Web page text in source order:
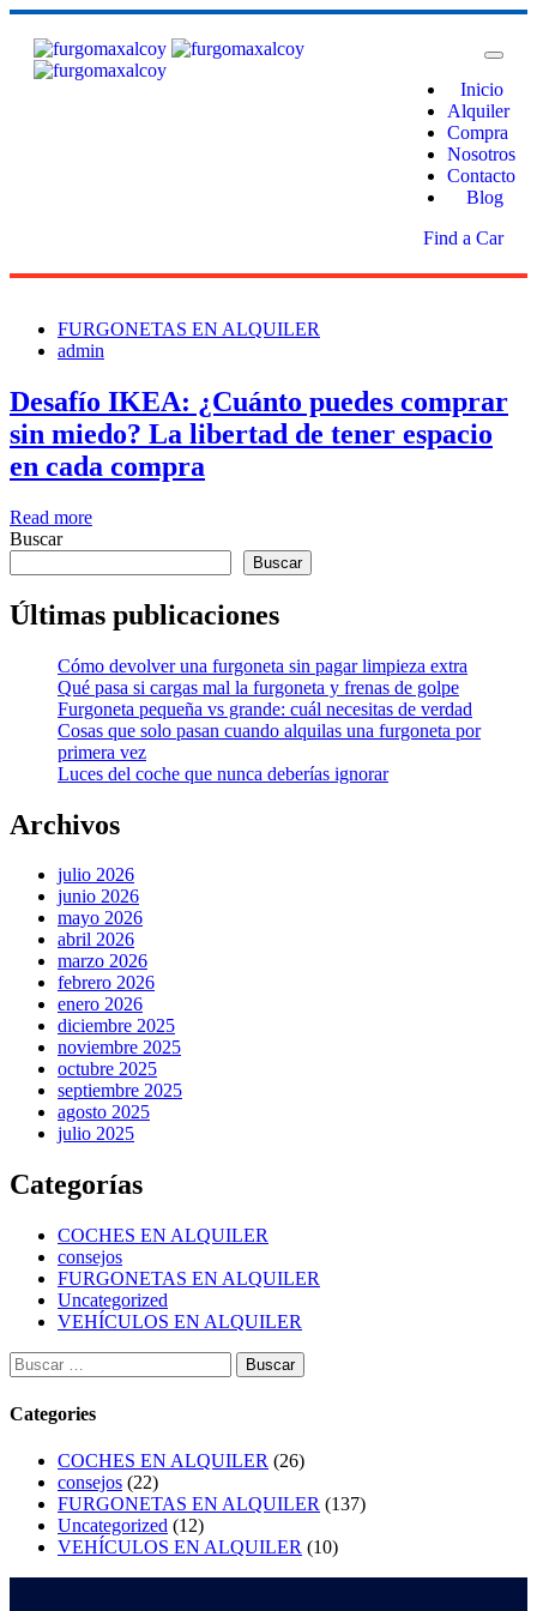
Inicio
Alquiler
Compra
Nosotros
Contacto
Blog
Find a Car
FURGONETAS EN ALQUILER
admin
Desafío IKEA: ¿Cuánto puedes comprar
sin miedo? La libertad de tener espacio
en cada compra
Read more
Buscar
Buscar
Últimas publicaciones
Cómo devolver una furgoneta sin pagar limpieza extra
Qué pasa si cargas mal la furgoneta y frenas de golpe
Furgoneta pequeña vs grande: cuál necesitas de verdad
Cosas que solo pasan cuando alquilas una furgoneta por
primera vez
Luces del coche que nunca deberías ignorar
Archivos
julio 2026
junio 2026
mayo 2026
abril 2026
marzo 2026
febrero 2026
enero 2026
diciembre 2025
noviembre 2025
octubre 2025
septiembre 2025
agosto 2025
julio 2025
Categorías
COCHES EN ALQUILER
consejos
FURGONETAS EN ALQUILER
Uncategorized
VEHÍCULOS EN ALQUILER
Categories
COCHES EN ALQUILER (26)
consejos (22)
FURGONETAS EN ALQUILER (137)
Uncategorized (12)
VEHÍCULOS EN ALQUILER (10)